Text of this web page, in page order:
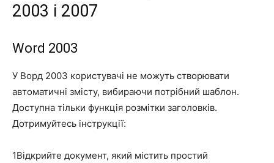
2003 і 2007
Word 2003
У Ворд 2003 користувачі не можуть створювати
автоматичні змісту, вибираючи потрібний шаблон.
Доступна тільки функція розмітки заголовків.
Дотримуйтесь інструкції:
1Відкрийте документ, який містить простий